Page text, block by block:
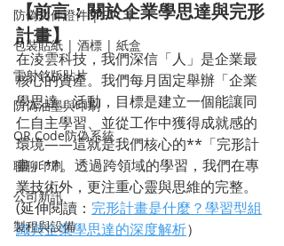
防偽文件證件 | PVC卡
包裝貼紙 | 酒標 | 紙盒
雷射銘版貼片
防偽油墨與印刷
QR Code防偽系統
聊聊印刷
公司新訊
製程與設備
【前言：關於企業學思達與完形
計畫】
在淩雲科技，我們深信「人」是企業最
核心的資產。我們每月固定舉辦「企業
學思達」活動，目標是建立一個能讓同
仁自主學習、並從工作中獲得成就感的
環境——這就是我們核心的**「完形計
畫」**。透過跨領域的學習，我們在專
業技術外，更注重心靈與思維的完整。
(延伸閱讀： 完形計畫是什麼？學習型組
織與企業學思達的深度解析）